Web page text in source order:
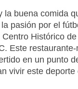
la buena comida
pasión por el
Histórico
Este
en un punto
vivir este deporte